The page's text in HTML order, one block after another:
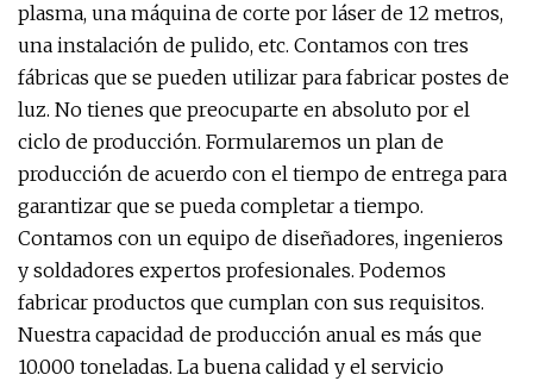
plasma, una máquina de corte por láser de 12 metros,
una instalación de pulido, etc. Contamos con tres
fábricas que se pueden utilizar para fabricar postes de
luz. No tienes que preocuparte en absoluto por el
ciclo de producción. Formularemos un plan de
producción de acuerdo con el tiempo de entrega para
garantizar que se pueda completar a tiempo.
Contamos con un equipo de diseñadores, ingenieros
y soldadores expertos profesionales. Podemos
fabricar productos que cumplan con sus requisitos.
Nuestra capacidad de producción anual es más que
10.000 toneladas. La buena calidad y el servicio